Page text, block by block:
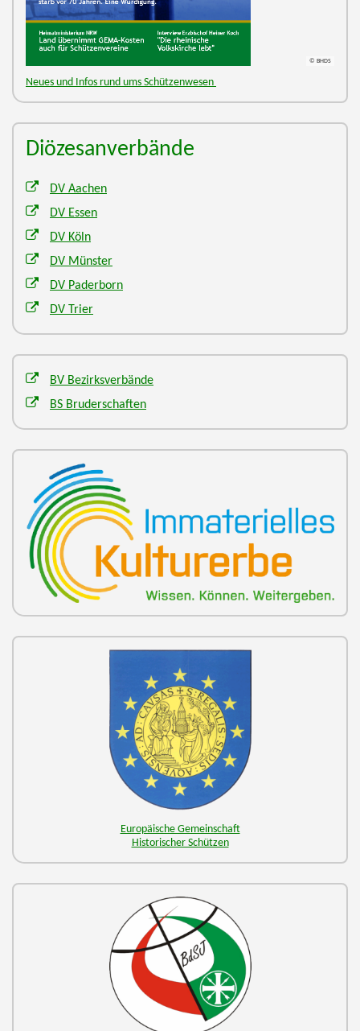
© BHDS
Neues und Infos rund ums Schützenwesen
Diözesanverbände
DV Aachen
DV Essen
DV Köln
DV Münster
DV Paderborn
DV Trier
BV Bezirksverbände
BS Bruderschaften
Europäische Gemeinschaft
Historischer Schützen